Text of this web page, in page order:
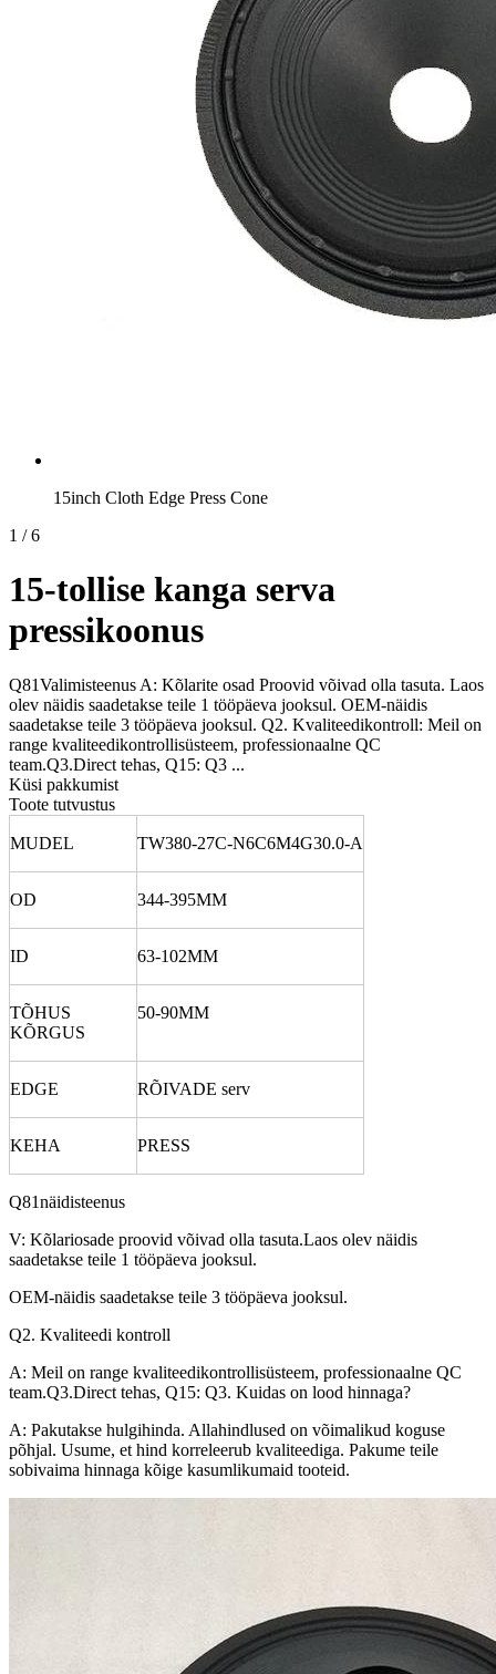
15inch Cloth Edge Press Cone
1 / 6
15-tollise kanga serva
pressikoonus
Q81Valimisteenus A: Kõlarite osad Proovid võivad olla tasuta. Laos
olev näidis saadetakse teile 1 tööpäeva jooksul. OEM-näidis
saadetakse teile 3 tööpäeva jooksul. Q2. Kvaliteedikontroll: Meil on
range kvaliteedikontrollisüsteem, professionaalne QC
team.Q3.Direct tehas, Q15: Q3 ...
Küsi pakkumist
Toote tutvustus
MUDEL TW380-27C-N6C6M4G30.0-A
OD 344-395MM
ID 63-102MM
TÕHUS
KÕRGUS
50-90MM
EDGE RÕIVADE serv
KEHA PRESS
Q81näidisteenus
V: Kõlariosade proovid võivad olla tasuta.Laos olev näidis
saadetakse teile 1 tööpäeva jooksul.
OEM-näidis saadetakse teile 3 tööpäeva jooksul.
Q2. Kvaliteedi kontroll
A: Meil on range kvaliteedikontrollisüsteem, professionaalne QC
team.Q3.Direct tehas, Q15: Q3. Kuidas on lood hinnaga?
A: Pakutakse hulgihinda. Allahindlused on võimalikud koguse
põhjal. Usume, et hind korreleerub kvaliteediga. Pakume teile
sobivaima hinnaga kõige kasumlikumaid tooteid.